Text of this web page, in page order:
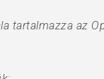
tartalmazza az